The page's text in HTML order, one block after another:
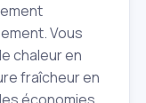
Vous
chaleur en
fraîcheur en